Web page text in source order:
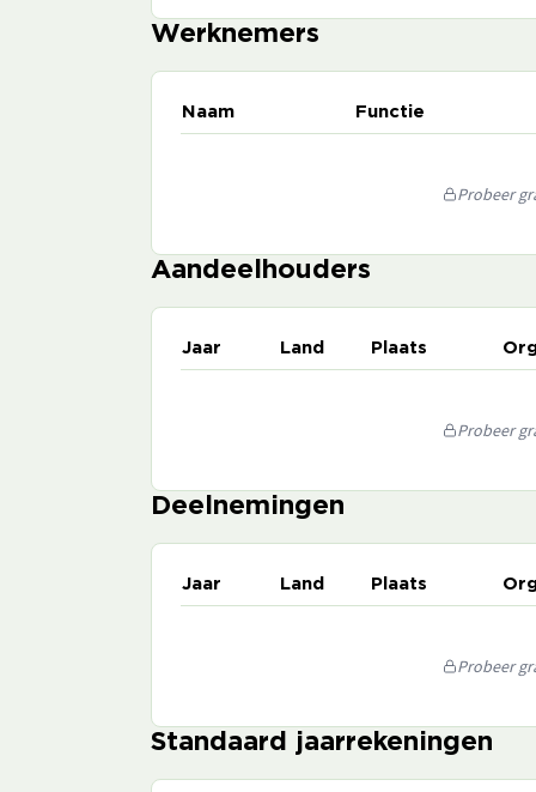
Werknemers
Naam Functie
Probeer
Aandeelhouders
Jaar Land Plaats
Probeer
Deelnemingen
Jaar Land Plaats
Probeer
Standaard jaarrekeningen